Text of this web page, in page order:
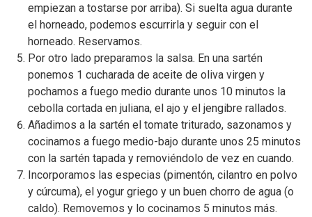
empiezan a tostarse por arriba). Si suelta agua durante
el horneado, podemos escurrirla y seguir con el
horneado. Reservamos.
Por otro lado preparamos la salsa. En una sartén
ponemos 1 cucharada de aceite de oliva virgen y
pochamos a fuego medio durante unos 10 minutos la
cebolla cortada en juliana, el ajo y el jengibre rallados.
Añadimos a la sartén el tomate triturado, sazonamos y
cocinamos a fuego medio-bajo durante unos 25 minutos
con la sartén tapada y removiéndolo de vez en cuando.
Incorporamos las especias (pimentón, cilantro en polvo
y cúrcuma), el yogur griego y un buen chorro de agua (o
caldo). Removemos y lo cocinamos 5 minutos más.